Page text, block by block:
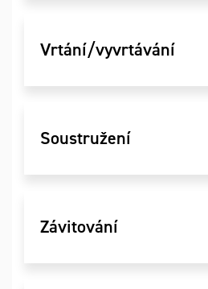
Vrtání/vyvrtávání
Soustružení
Závitování